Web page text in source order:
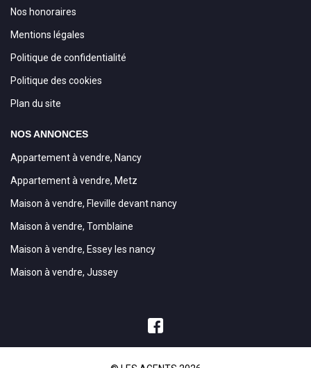
Nos honoraires
Mentions légales
Politique de confidentialité
Politique des cookies
Plan du site
NOS ANNONCES
Appartement à vendre, Nancy
Appartement à vendre, Metz
Maison à vendre, Fleville devant nancy
Maison à vendre, Tomblaine
Maison à vendre, Essey les nancy
Maison à vendre, Jussey